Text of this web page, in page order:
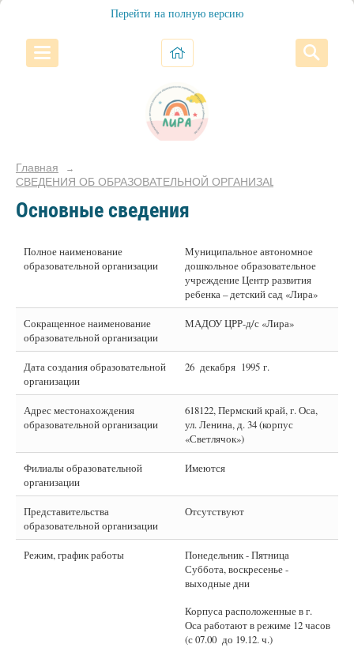
Перейти на полную версию
Главная →
СВЕДЕНИЯ ОБ ОБРАЗОВАТЕЛЬНОЙ ОРГАНИЗАЦИИ
Основные сведения
Полное наименование
образовательной организации
Муниципальное автономное
дошкольное образовательное
учреждение Центр развития
ребенка – детский сад «Лира»
Сокращенное наименование
образовательной организации
МАДОУ ЦРР-д/с «Лира»
Дата создания образовательной
организации
26 декабря 1995 г.
Адрес местонахождения
образовательной организации
618122, Пермский край, г. Оса,
ул. Ленина, д. 34 (корпус
«Светлячок»)
Филиалы образовательной
организации
Имеются
Представительства
образовательной организации
Отсутствуют
Режим, график работы
Понедельник - Пятница
Суббота, воскресенье -
выходные дни
Корпуса расположенные в г.
Оса работают в режиме 12 часов
(с 07.00 до 19.12. ч.)